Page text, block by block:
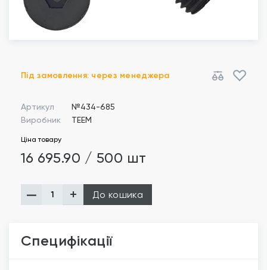
Специфікації
Під замовлення: через менеджера
Артикул
№434-685
Виробник
TEEM
Ціна товару
16 695.90 / 500 шт
До кошика